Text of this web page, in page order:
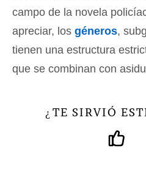
campo de la novela
apreciar, los géneros,
tienen una estructura
que se combinan con
¿ TE SIRVIÓ